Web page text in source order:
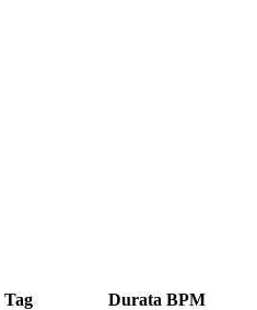
Tag Durata BPM